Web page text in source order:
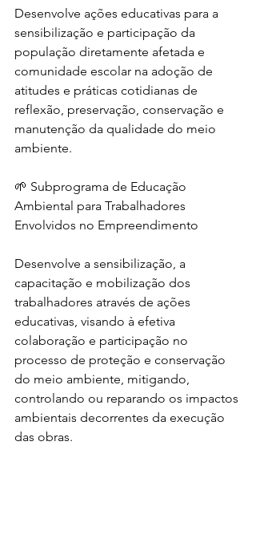
Desenvolve ações educativas para a
sensibilização e participação da
população diretamente afetada e
comunidade escolar na adoção de
atitudes e práticas cotidianas de
reflexão, preservação, conservação e
manutenção da qualidade do meio
ambiente.
🌱 Subprograma de Educação
Ambiental para Trabalhadores
Envolvidos no Empreendimento
Desenvolve a sensibilização, a
capacitação e mobilização dos
trabalhadores através de ações
educativas, visando à efetiva
colaboração e participação no
processo de proteção e conservação
do meio ambiente, mitigando,
controlando ou reparando os impactos
ambientais decorrentes da execução
das obras.